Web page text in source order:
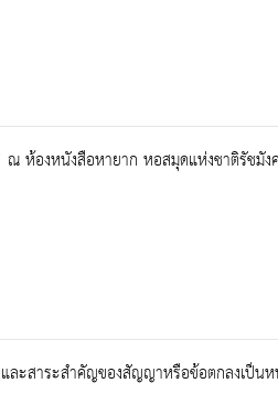
องหนังสือหายาก หอสมุดแห่งชาติรัชมังค
ะสาระสำคัญของสัญญาหรือข้อตกลงเป็น